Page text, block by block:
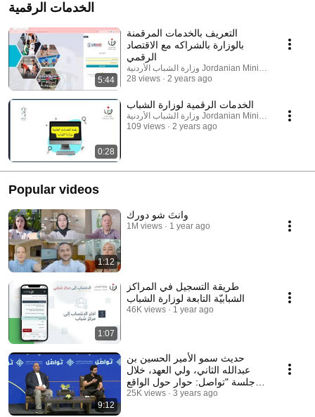
الخدمات الرقمية
5:44
التعريف بالخدمات المرقمنة
بالوزارة بالشراكه مع الاقتصاد
الرقمي
وزارة الشباب الأردنية Jordanian Ministry of Youth
28 views
2 years ago
0:28
الخدمات الرقمية لوزارة الشباب
وزارة الشباب الأردنية Jordanian Ministry of Youth
109 views
2 years ago
Popular videos
1:12
وانتَ شو دورك
1M views 1 year ago
1:07
طريقة التسجيل في المراكز
الشبابيّة التابعة لوزارة الشباب
46K views 1 year ago
9:12
حديث سمو الأمير الحسين بن
عبدالله الثاني، ولي العهد، خلال
جلسة "تواصل: حوار حول الواقع
والتطلعات" 25K views 3 years ago